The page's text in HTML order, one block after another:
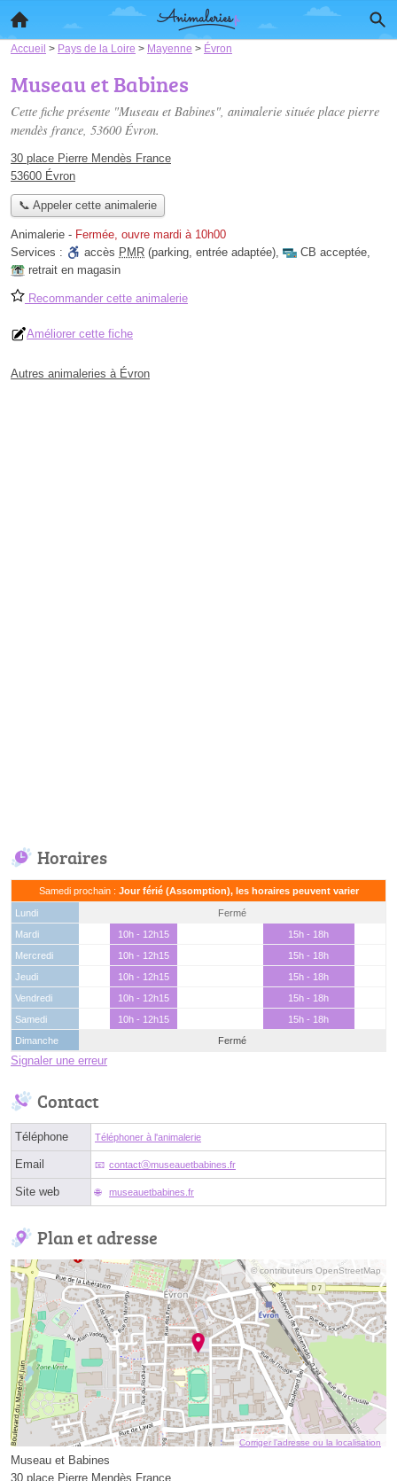
Accueil > Pays de la Loire > Mayenne > Évron
Museau et Babines
Cette fiche présente "Museau et Babines", animalerie située place pierre
mendès france, 53600 Évron.
30 place Pierre Mendès France
53600 Évron
📞 Appeler cette animalerie
Animalerie - Fermée, ouvre mardi à 10h00
Services :
accès PMR (parking, entrée adaptée), CB acceptée,
retrait en magasin
Recommander cette animalerie
Améliorer cette fiche
Autres animaleries à Évron
Horaires
Samedi prochain : Jour férié (Assomption), les horaires peuvent varier
Lundi
Fermé
Mardi
10h - 12h15
15h - 18h
Mercredi
10h - 12h15
15h - 18h
Jeudi
10h - 12h15
15h - 18h
Vendredi
10h - 12h15
15h - 18h
Samedi
10h - 12h15
15h - 18h
Dimanche
Fermé
Signaler une erreur
Contact
Téléphone Téléphoner à l'animalerie
Email contactⓐmuseauetbabines.fr
Site web museauetbabines.fr
Plan et adresse
© contributeurs OpenStreetMap
Corriger l’adresse ou la localisation
Museau et Babines
30 place Pierre Mendès France